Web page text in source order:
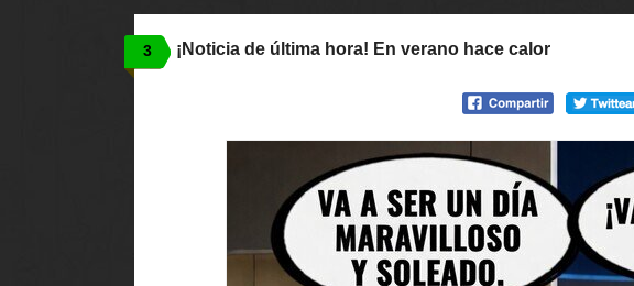
3 ¡Noticia de última hora! En verano hace calor